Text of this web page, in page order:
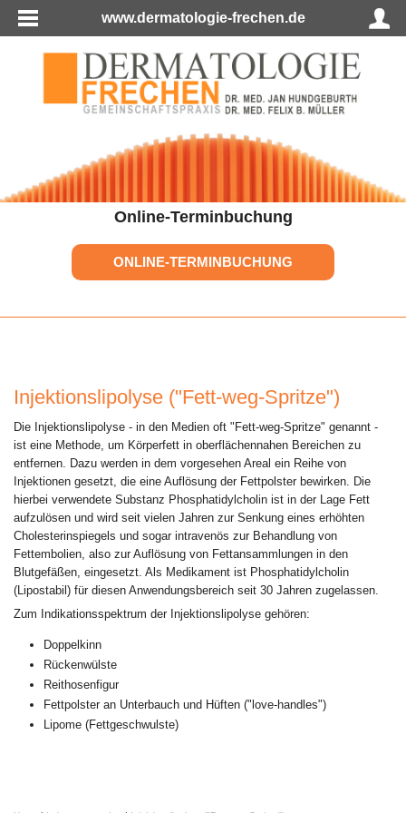
www.dermatologie-frechen.de
Online-Terminbuchung
ONLINE-TERMINBUCHUNG
Injektionslipolyse ("Fett-weg-Spritze")
Die Injektionslipolyse - in den Medien oft "Fett-weg-Spritze" genannt -
ist eine Methode, um Körperfett in oberflächennahen Bereichen zu
entfernen. Dazu werden in dem vorgesehen Areal ein Reihe von
Injektionen gesetzt, die eine Auflösung der Fettpolster bewirken. Die
hierbei verwendete Substanz Phosphatidylcholin ist in der Lage Fett
aufzulösen und wird seit vielen Jahren zur Senkung eines erhöhten
Cholesterinspiegels und sogar intravenös zur Behandlung von
Fettembolien, also zur Auflösung von Fettansammlungen in den
Blutgefäßen, eingesetzt. Als Medikament ist Phosphatidylcholin
(Lipostabil) für diesen Anwendungsbereich seit 30 Jahren zugelassen.
Zum Indikationsspektrum der Injektionslipolyse gehören:
Doppelkinn
Rückenwülste
Reithosenfigur
Fettpolster an Unterbauch und Hüften ("love-handles")
Lipome (Fettgeschwulste)